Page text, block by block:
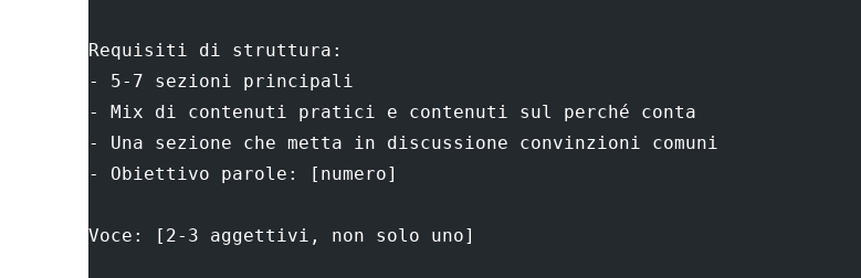
Requisiti di struttura:
- 5-7 sezioni principali
- Mix di contenuti pratici e contenuti sul perché conta
- Una sezione che metta in discussione convinzioni comuni
- Obiettivo parole: [numero]
Voce: [2-3 aggettivi, non solo uno]